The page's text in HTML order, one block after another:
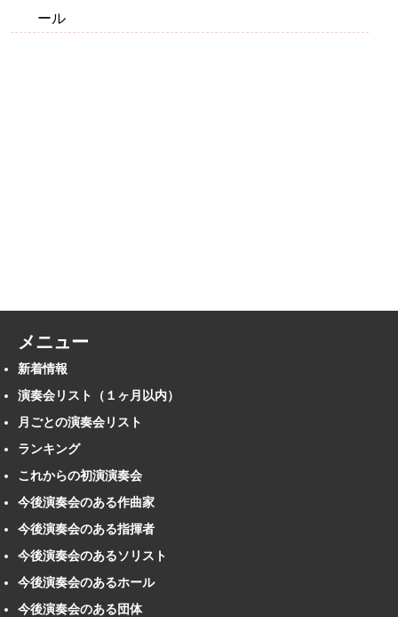
ール
メニュー
新着情報
演奏会リスト（１ヶ月以内）
月ごとの演奏会リスト
ランキング
これからの初演演奏会
今後演奏会のある作曲家
今後演奏会のある指揮者
今後演奏会のあるソリスト
今後演奏会のあるホール
今後演奏会のある団体